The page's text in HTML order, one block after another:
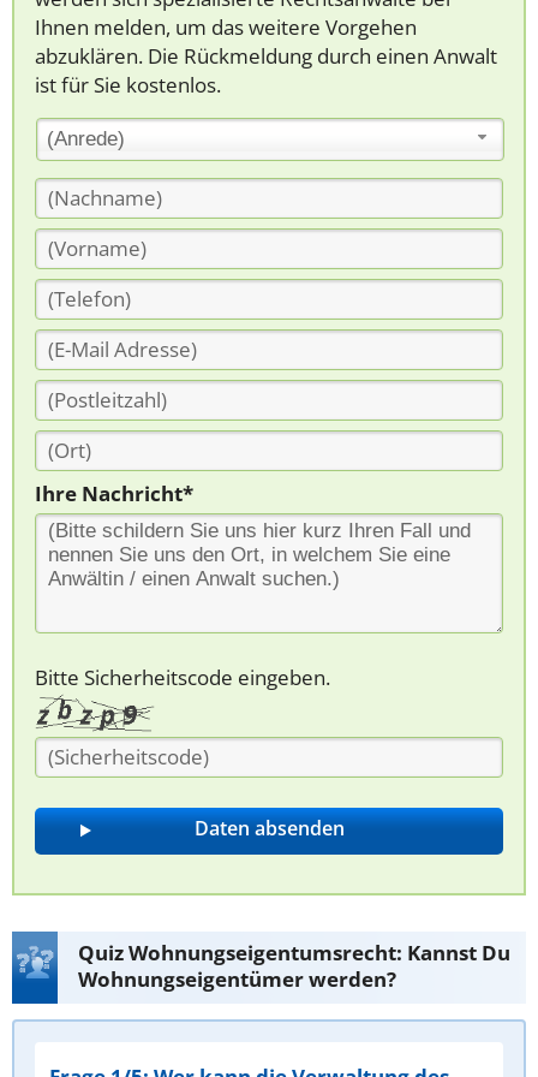
Ihnen melden, um das weitere Vorgehen
abzuklären. Die Rückmeldung durch einen Anwalt
ist für Sie kostenlos.
(Anrede)
Ihre Nachricht*
Bitte Sicherheitscode eingeben.
Quiz Wohnungseigentumsrecht: Kannst Du
Wohnungseigentümer werden?